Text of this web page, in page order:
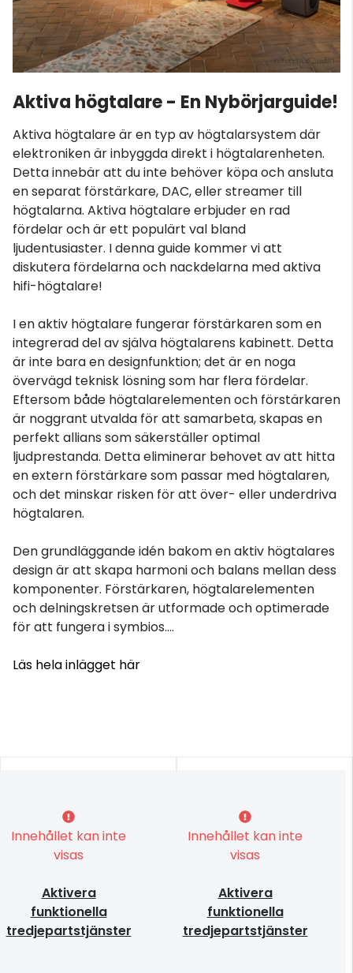
Aktiva högtalare - En Nybörjarguide!
Aktiva högtalare är en typ av högtalarsystem där
elektroniken är inbyggda direkt i högtalarenheten.
Detta innebär att du inte behöver köpa och ansluta
en separat förstärkare, DAC, eller streamer till
högtalarna. Aktiva högtalare erbjuder en rad
fördelar och är ett populärt val bland
ljudentusiaster. I denna guide kommer vi att
diskutera fördelarna och nackdelarna med aktiva
hifi-högtalare!
I en aktiv högtalare fungerar förstärkaren som en
integrerad del av själva högtalarens kabinett. Detta
är inte bara en designfunktion; det är en noga
övervägd teknisk lösning som har flera fördelar.
Eftersom både högtalarelementen och förstärkaren
är noggrant utvalda för att samarbeta, skapas en
perfekt allians som säkerställer optimal
ljudprestanda. Detta eliminerar behovet av att hitta
en extern förstärkare som passar med högtalaren,
och det minskar risken för att över- eller underdriva
högtalaren.
Den grundläggande idén bakom en aktiv högtalares
design är att skapa harmoni och balans mellan dess
komponenter. Förstärkaren, högtalarelementen
och delningskretsen är utformade och optimerade
för att fungera i symbios....
Läs hela inlägget här
Innehållet kan inte
visas
Aktivera
funktionella
tredjepartstjänster
Innehållet kan inte
visas
Aktivera
funktionella
tredjepartstjänster